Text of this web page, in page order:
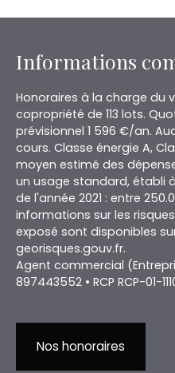
Informations
Honoraires à la charge du
copropriété de 113 lots.
prévisionnel 1 596 €/an.
cours. Classe énergie A,
moyen estimé des
un usage standard, établi
de l'année 2021 : entre
informations sur les
exposé sont disponibles
georisques.gouv.fr.
Agent commercial
897443552 • RCP RCP-01-
Nos honoraires